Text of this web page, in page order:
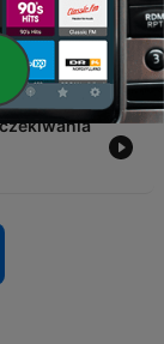
ma rynki
dla